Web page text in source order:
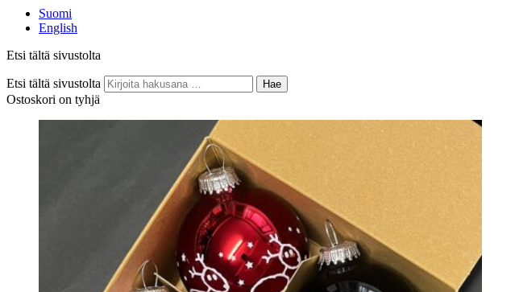
Suomi
English
Etsi tältä sivustolta
Etsi tältä sivustolta Hae
Ostoskori on tyhjä